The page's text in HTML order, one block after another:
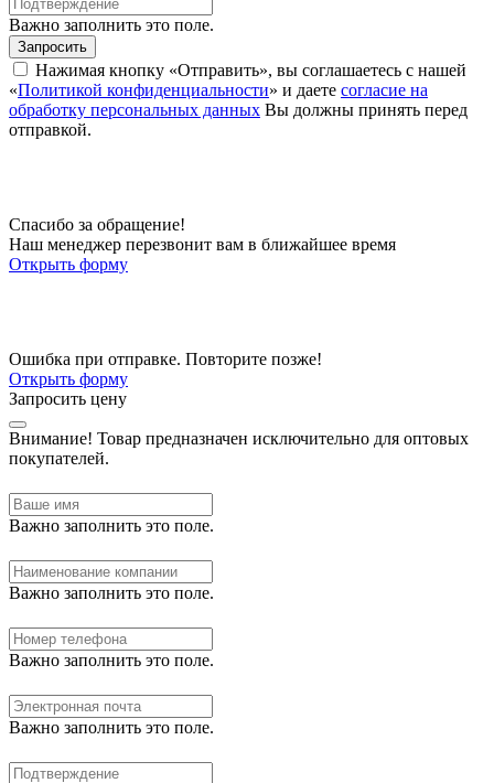
Важно заполнить это поле.
Запросить
Нажимая кнопку «Отправить», вы соглашаетесь с нашей
«Политикой конфиденциальности» и даете согласие на
обработку персональных данных Вы должны принять перед
отправкой.
Спасибо за обращение!
Наш менеджер перезвонит вам в ближайшее время
Открыть форму
Ошибка при отправке. Повторите позже!
Открыть форму
Запросить цену
Внимание! Товар предназначен исключительно для оптовых
покупателей.
Важно заполнить это поле.
Важно заполнить это поле.
Важно заполнить это поле.
Важно заполнить это поле.